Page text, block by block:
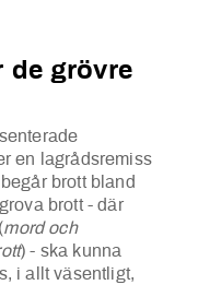
de grövre
en lagrådsremiss
brott bland
brott - där
mord och
) - ska kunna
i allt väsentligt,